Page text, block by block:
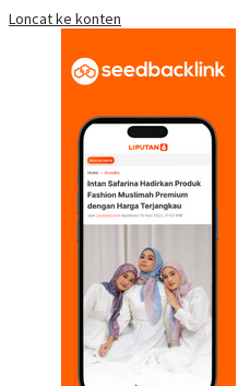
Loncat ke konten